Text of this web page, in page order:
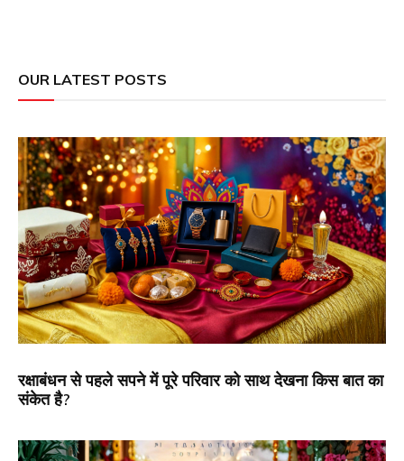
OUR LATEST POSTS
रक्षाबंधन से पहले सपने में पूरे परिवार को साथ देखना किस बात का
संकेत है?